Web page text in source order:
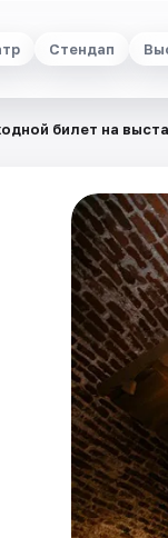
Стендап
билет на